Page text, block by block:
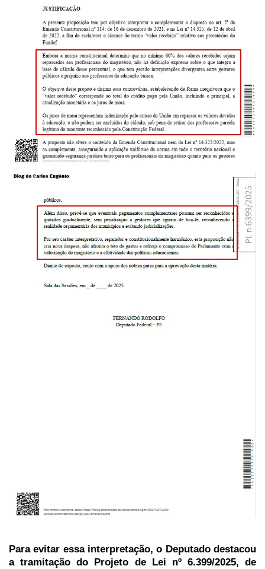
Para evitar essa interpretação, o Deputado destacou
a tramitação do Projeto de Lei nº 6.399/2025, de